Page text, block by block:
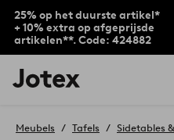
25% op het duurste artikel*
+ 10% extra op afgeprijsde
artikelen**. Code: 424882
Jotex
logo
to
Meubels Tafels Sidetables